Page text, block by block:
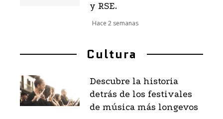
y RSE.
Hace 2 semanas
Cultura
Descubre la historia
detrás de los festivales
de música más longevos